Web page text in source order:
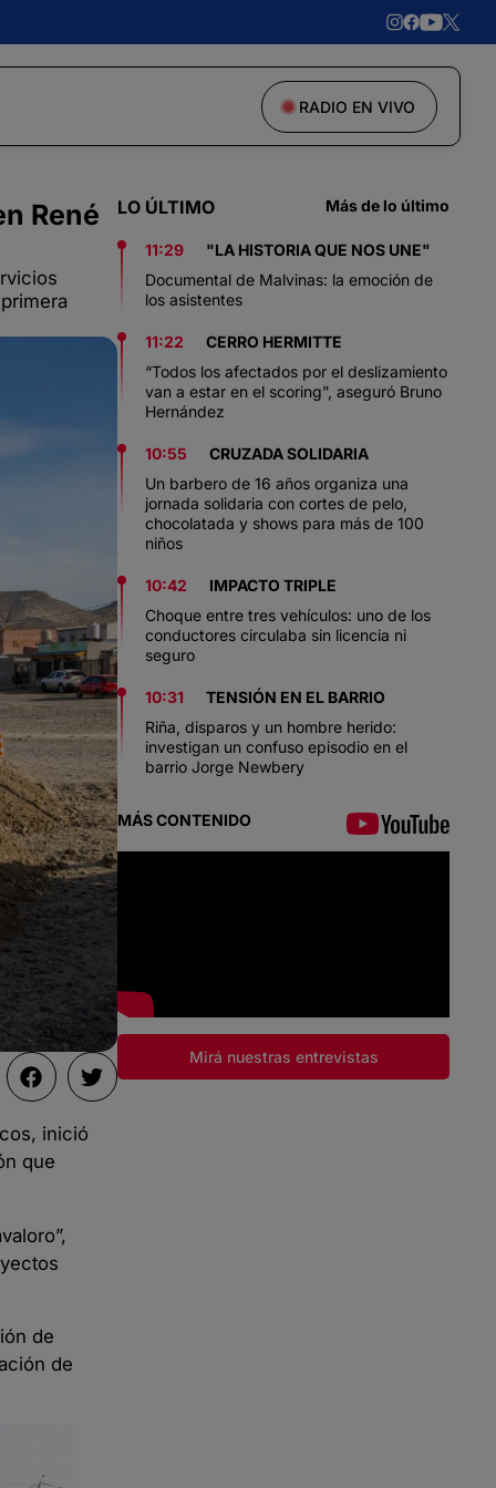
RADIO EN VIVO
René
inició
que
de
de
LO ÚLTIMO Más de lo último
11:29
"LA HISTORIA QUE NOS UNE"
Documental de Malvinas: la emoción de
los asistentes
11:22
CERRO HERMITTE
“Todos los afectados por el deslizamiento
van a estar en el scoring”, aseguró Bruno
Hernández
10:55
CRUZADA SOLIDARIA
Un barbero de 16 años organiza una
jornada solidaria con cortes de pelo,
chocolatada y shows para más de 100
niños
10:42
IMPACTO TRIPLE
Choque entre tres vehículos: uno de los
conductores circulaba sin licencia ni
seguro
10:31
TENSIÓN EN EL BARRIO
Riña, disparos y un hombre herido:
investigan un confuso episodio en el
barrio Jorge Newbery
MÁS CONTENIDO
Mirá nuestras entrevistas